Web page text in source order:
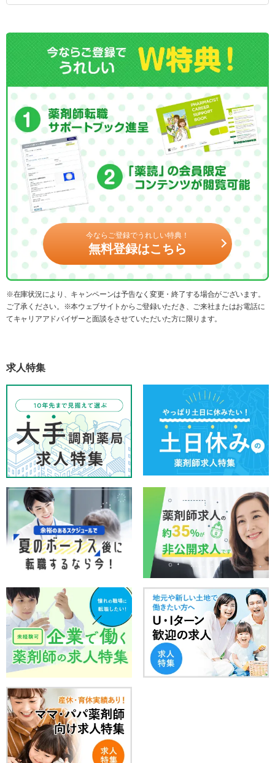
今ならご登録でうれしい特典！
無料登録はこちら
※在庫状況により、キャンペーンは予告なく変更・終了する場合がございます。
ご了承ください。※本ウェブサイトからご登録いただき、ご来社またはお電話に
てキャリアアドバイザーと面談をさせていただいた方に限ります。
求人特集